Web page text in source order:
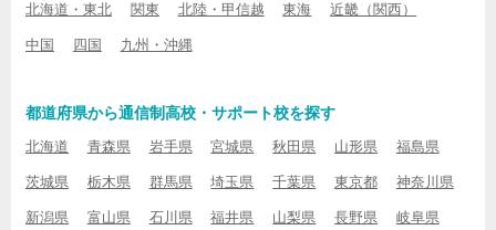
北海道・東北 関東 北陸・甲信越 東海 近畿（関西）
中国 四国 九州・沖縄
都道府県から通信制高校・サポート校を探す
北海道 青森県 岩手県 宮城県 秋田県 山形県 福島県
茨城県 栃木県 群馬県 埼玉県 千葉県 東京都 神奈川県
新潟県 富山県 石川県 福井県 山梨県 長野県 岐阜県